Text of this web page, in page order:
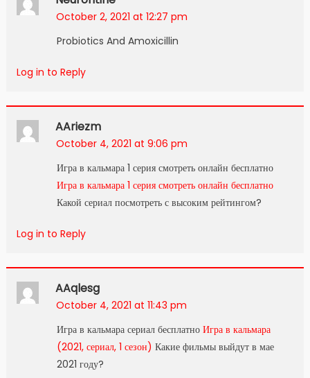
October 2, 2021 at 12:27 pm
Probiotics And Amoxicillin
Log in to Reply
AAriezm
October 4, 2021 at 9:06 pm
Игра в кальмара 1 серия смотреть онлайн бесплатно
Игра в кальмара 1 серия смотреть онлайн бесплатно
Какой сериал посмотреть с высоким рейтингом?
Log in to Reply
AAqlesg
October 4, 2021 at 11:43 pm
Игра в кальмара сериал бесплатно Игра в кальмара
(2021, сериал, 1 сезон) Какие фильмы выйдут в мае
2021 году?